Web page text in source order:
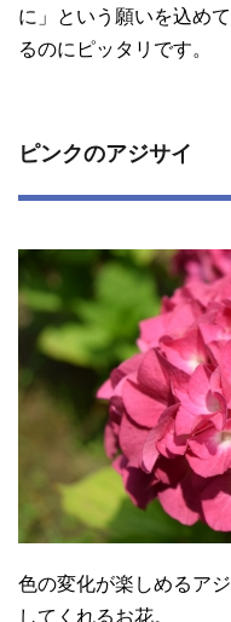
に」という願いを込め
るのにピッタリです。
ピンクのアジサイ
色の変化が楽しめるア
してくれるお花。